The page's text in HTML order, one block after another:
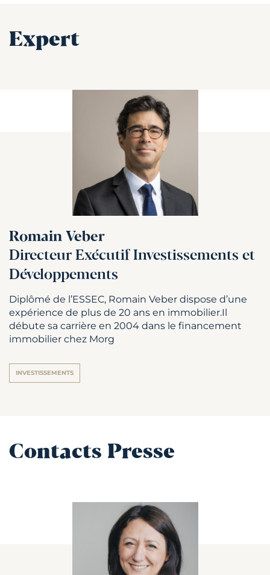
Expert
Romain Veber
Directeur Exécutif Investissements et
Développements
Diplômé de l’ESSEC, Romain Veber dispose d’une
expérience de plus de 20 ans en immobilier.Il
débute sa carrière en 2004 dans le financement
immobilier chez Morg
INVESTISSEMENTS
Contacts Presse